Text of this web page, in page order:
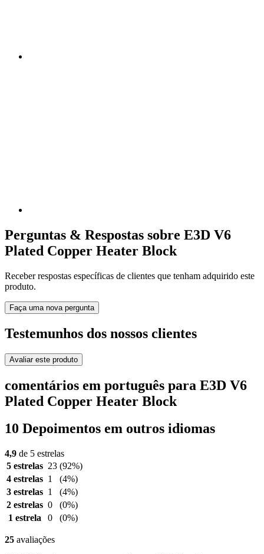
Perguntas & Respostas sobre E3D V6
Plated Copper Heater Block
Receber respostas específicas de clientes que tenham adquirido este
produto.
Faça uma nova pergunta
Testemunhos dos nossos clientes
Avaliar este produto
comentários em português para E3D V6
Plated Copper Heater Block
10 Depoimentos em outros idiomas
4,9 de 5 estrelas
5 estrelas 23 (92%)
4 estrelas 1
(4%)
3 estrelas 1
(4%)
2 estrelas 0
(0%)
1 estrela
0 (0%)
25 avaliações